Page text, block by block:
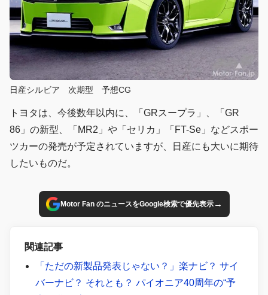
日産シルビア 次期型 予想CG
トヨタは、今後数年以内に、「GRスープラ」、「GR
86」の新型、「MR2」や「セリカ」「FT-Se」などスポー
ツカーの発売が予定されていますが、日産にも大いに期待
したいものだ。
Motor Fan のニュースをGoogle検索で優先表示→
関連記事
「ただの新製品発表じゃない？」楽ナビ？ サイ
バーナビ？ それとも？ パイオニア40周年の“予